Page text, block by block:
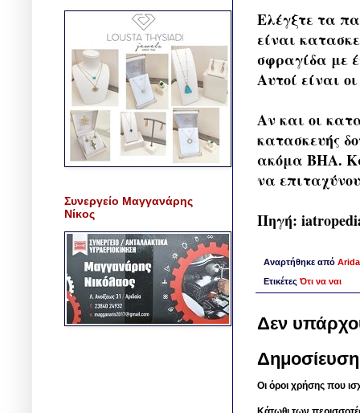
Ελέγξτε τα
είναι
σφραγίδα με
Αυτοί είναι
Αν και οι
κατασκευής
ακόμα ΒΗΑ.
να
Πηγή:
Αναρτήθηκε από
ΕτικέτεςΌτι να ναι
Δεν
Οι όροι χρήσης που
Συνεργείο Μαγγανάρης
Νίκος